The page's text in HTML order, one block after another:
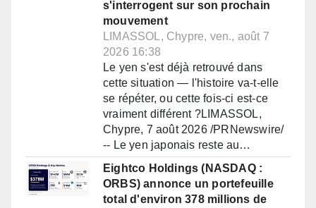
s'interrogent sur son prochain
mouvement
LIMASSOL, Chypre, ven., août 7
2026 16:38
Le yen s'est déjà retrouvé dans
cette situation — l'histoire va-t-elle
se répéter, ou cette fois-ci est-ce
vraiment différent ?LIMASSOL,
Chypre, 7 août 2026 /PRNewswire/
-- Le yen japonais reste au…
Eightco Holdings (NASDAQ :
ORBS) annonce un portefeuille
total d'environ 378 millions de